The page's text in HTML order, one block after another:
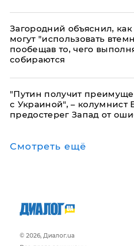
Загородний объяснил,
могут "использовать
пообещав то, чего
собираются
"Путин получит
с Украиной", – колумнист
предостерег Запад от
Смотреть ещё
© 2026, Диалог.ua